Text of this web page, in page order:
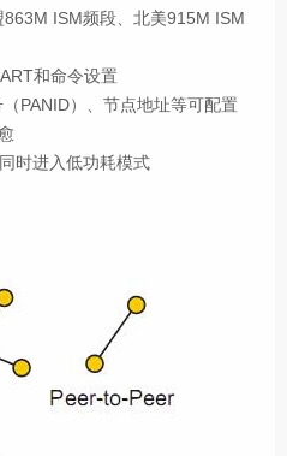
ISM频段、北美915M ISM
和命令设置
PANID）、节点地址等可配置
时进入低功耗模式